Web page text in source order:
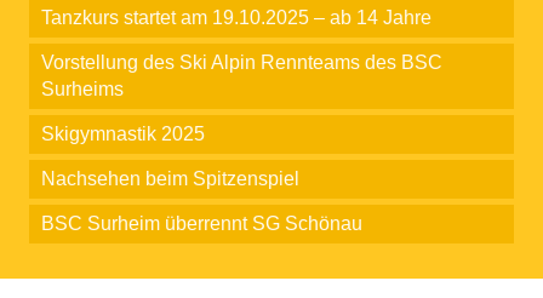
Tanzkurs startet am 19.10.2025 – ab 14 Jahre
Vorstellung des Ski Alpin Rennteams des BSC
Surheims
Skigymnastik 2025
Nachsehen beim Spitzenspiel
BSC Surheim überrennt SG Schönau